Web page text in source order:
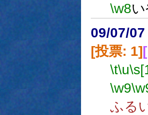
\w8い
09/07/
[投票: 1]
\t\u
\w9
ふる